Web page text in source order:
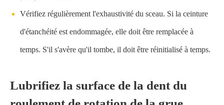
Vérifiez régulièrement l'exhaustivité du sceau. Si la ceinture
d'étanchéité est endommagée, elle doit être remplacée à
temps. S'il s'avère qu'il tombe, il doit être réinitialisé à temps.
Lubrifiez la surface de la dent du